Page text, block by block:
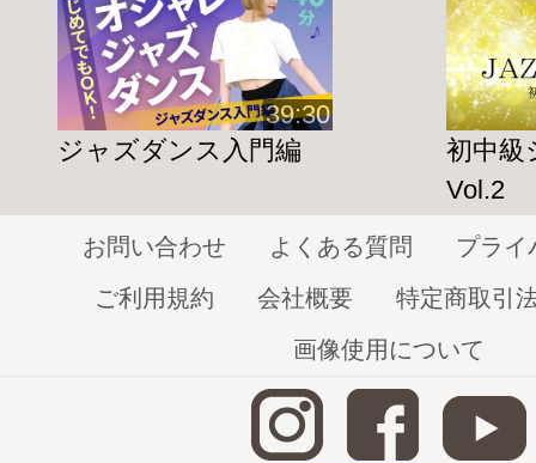
39:30
ジャズダンス入門編
初中級
Vol.2
お問い合わせ よくある質問
プライ
ご利用規約
会社概要
特定商取引
画像使用について